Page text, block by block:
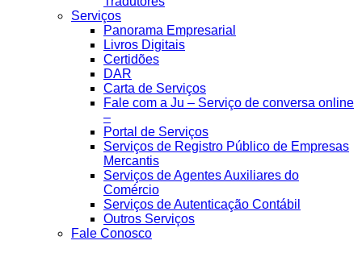
Serviços
Panorama Empresarial
Livros Digitais
Certidões
DAR
Carta de Serviços
Fale com a Ju – Serviço de conversa online
–
Portal de Serviços
Serviços de Registro Público de Empresas
Mercantis
Serviços de Agentes Auxiliares do
Comércio
Serviços de Autenticação Contábil
Outros Serviços
Fale Conosco